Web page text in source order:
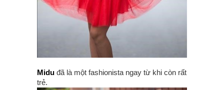
Midu đã là một fashionista ngay từ khi còn rất
trẻ.